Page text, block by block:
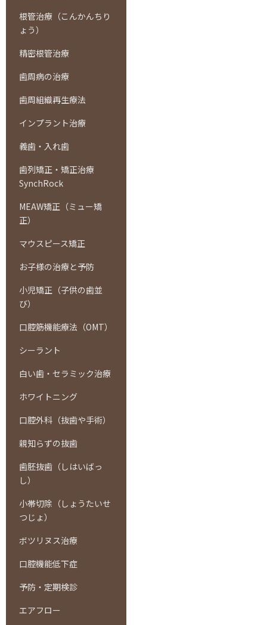
根管治療（こんかんちり
ょう）
精密根管治療
歯周病の治療
歯周組織再生療法
インプラント治療
義歯・入れ歯
歯列矯正・矯正治療
SynchRock
MEAW矯正（ミュー矯
正）
マウスピース矯正
お子様の治療と予防
小児矯正（子供の歯並
び）
口腔筋機能療法（OMT）
シーラント
白い歯・セラミック治療
ホワイトニング
口腔外科（抜歯や手術）
親知らずの抜歯
歯胚抜歯（しはいばっ
し）
小帯切除（しょうたいせ
つじょ）
ボツリヌス治療
口腔機能低下症
予防・定期検診
エアフロー